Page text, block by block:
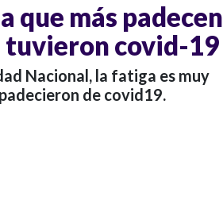
que más padecen
tuvieron covid-19
Nacional, la fatiga es muy
de covid19.